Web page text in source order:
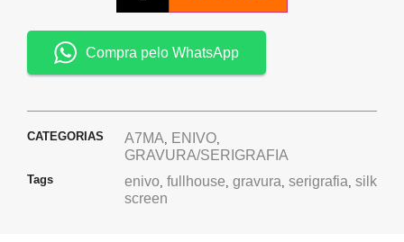
Compra pelo WhatsApp
CATEGORIAS A7MA, ENIVO,
GRAVURA/SERIGRAFIA
Tags enivo, fullhouse, gravura, serigrafia, silk
screen